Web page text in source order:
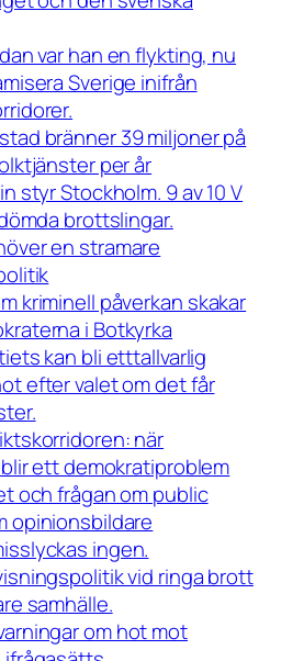
var han en flykting, nu
Sverige inifrån
bränner 39 miljoner på
per år
styr Stockholm. 9 av 10 V
brottslingar.
en stramare
kriminell påverkan skakar
i Botkyrka
kan bli etttallvarlig
efter valet om det får
när
ett demokratiproblem
och frågan om public
opinionsbildare
ingen.
vid ringa brott
samhälle.
om hot mot